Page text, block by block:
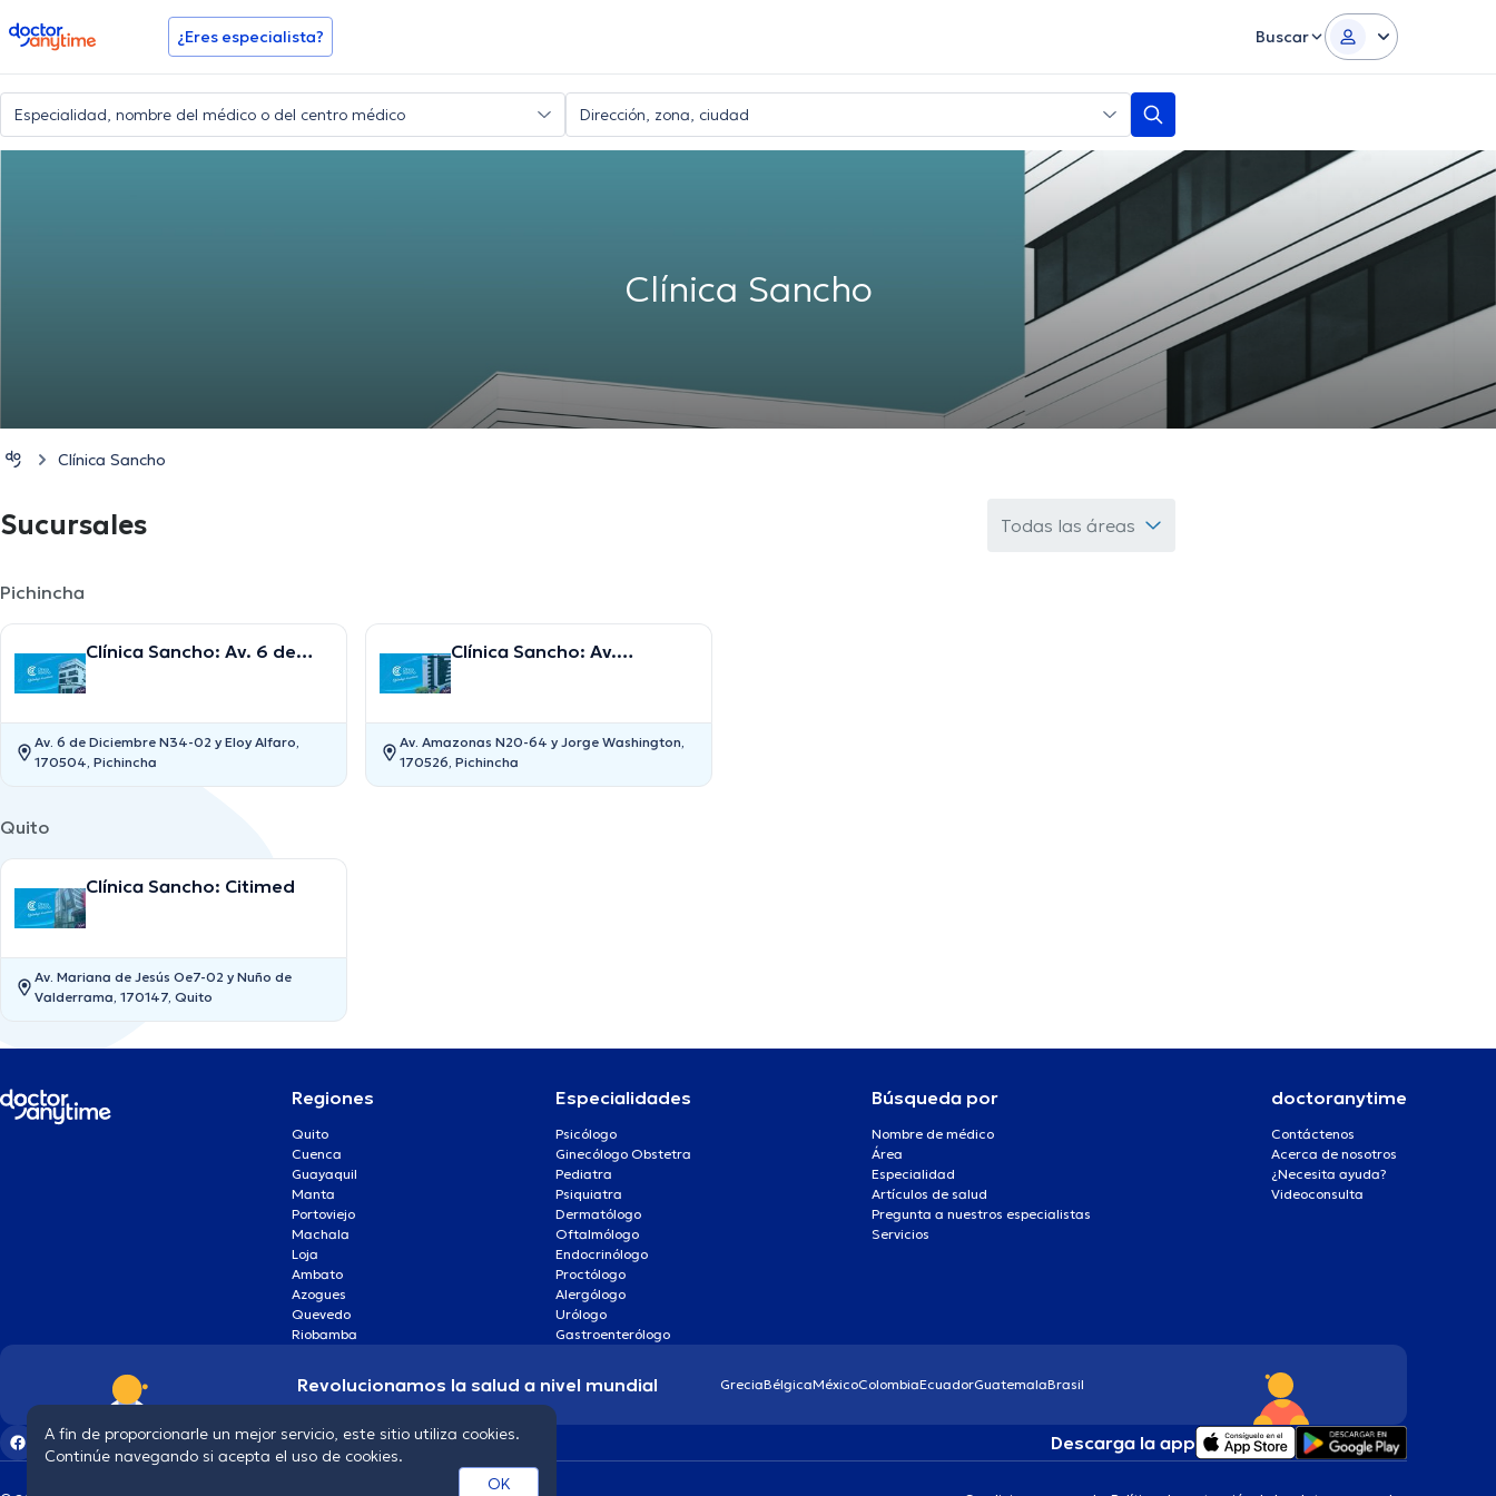
doctoranytime ¿Eres especialista? Buscar
Clínica Sancho
Clínica Sancho
Sucursales Todas las áreas
Pichincha
Clínica Sancho: Av. 6 de
Av. 6 de Diciembre N34-02 y Eloy Alfaro,
170504, Pichincha
Clínica Sancho: Av.
Av. Amazonas N20-64 y Jorge Washington,
170526, Pichincha
Quito
Clínica Sancho: Citimed
Av. Mariana de Jesús Oe7-02 y Nuño de
Valderrama, 170147, Quito
Regiones
Quito
Cuenca
Guayaquil
Manta
Portoviejo
Machala
Loja
Ambato
Azogues
Quevedo
Riobamba
Especialidades
Psicólogo
Ginecólogo Obstetra
Pediatra
Psiquiatra
Dermatólogo
Oftalmólogo
Endocrinólogo
Proctólogo
Alergólogo
Urólogo
Gastroenterólogo
Búsqueda por
Nombre de médico
Área
Especialidad
Artículos de salud
Pregunta a nuestros especialistas
Servicios
doctoranytime
Contáctenos
Acerca de nosotros
¿Necesita ayuda?
Videoconsulta
Revolucionamos la salud a nivel mundial GreciaBélgicaMéxicoColombiaEcuadorGuatemalaBrasil
Descarga la app
A fin de proporcionarle un mejor servicio, este sitio utiliza cookies.
Continúe navegando si acepta el uso de cookies.
OK